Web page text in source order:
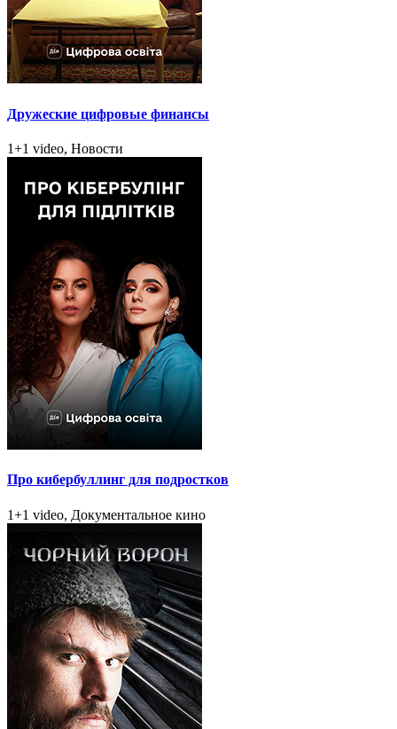
Дружеские цифровые финансы
1+1 video, Новости
Про кибербуллинг для подростков
1+1 video, Документальное кино